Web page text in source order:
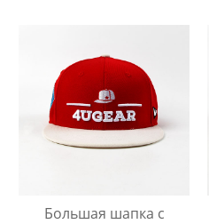
Большая шапка с